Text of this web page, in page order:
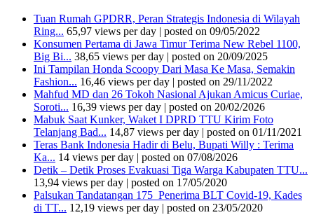
Tuan Rumah GPDRR, Peran Strategis Indonesia di Wilayah
Ring... 65,97 views per day | posted on 09/05/2022
Konsumen Pertama di Jawa Timur Terima New Rebel 1100,
Big Bi... 38,65 views per day | posted on 20/09/2025
Ini Tampilan Honda Scoopy Dari Masa Ke Masa, Semakin
Fashion... 16,46 views per day | posted on 29/11/2022
Mahfud MD dan 26 Tokoh Nasional Ajukan Amicus Curiae,
Soroti... 16,39 views per day | posted on 20/02/2026
Mabuk Saat Kunker, Waket I DPRD TTU Kirim Foto
Telanjang Bad... 14,87 views per day | posted on 01/11/2021
Teras Bank Indonesia Hadir di Belu, Bupati Willy : Terima
Ka... 14 views per day | posted on 07/08/2026
Detik – Detik Proses Evakuasi Tiga Warga Kabupaten TTU...
13,94 views per day | posted on 17/05/2020
Palsukan Tandatangan 175 Penerima BLT Covid-19, Kades
di TT... 12,19 views per day | posted on 23/05/2020